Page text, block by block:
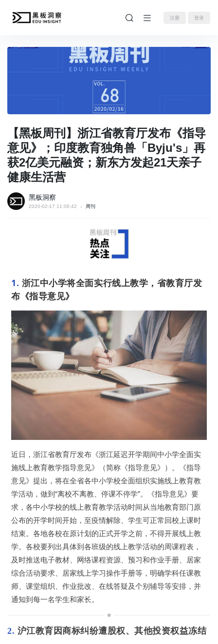
注册 登录
【黑板周刊】浙江省教育厅发布《指导
意见》；印度教育独角兽「Byju's」再
获2亿美元融资；新东方发起21天亲子
健康生活营
黑板洞察
2020-02-17 11:06:42 周刊
1. 浙江中小学将全面实行线上教学，省教育厅发
布《指导意见》
近日，浙江省教育厅发布《浙江延迟开学期间中小学全面实
施线上教育教学指导意见》（简称《指导意见》）。《指导
意见》提出，将在全省各中小学校全面组织实施线上教育教
学活动，做到“离校不离教、停课不停学”。《指导意见》要
求，各中小学校的线上教育教学活动时间从当地教育部门原
公布的开学时间开始，至疫情解除、学生可正常回校上课时
结束。各地各校在原计划的正式开学之前，不得开展线上教
学。各校要列出具体到各班级的线上教学活动的周课程表，
及时推送电子教材、网络课程资源、预习和作业手册、居家
综合活动要求、居家线上学习操作手册等，明确学科任课教
师、课堂组织、作业批改、在线答疑及个别辅导等安排，并
通知到每一名学生和家长。
2. 沪江教育因商标纠纷遭股权、其他投资权益冻结